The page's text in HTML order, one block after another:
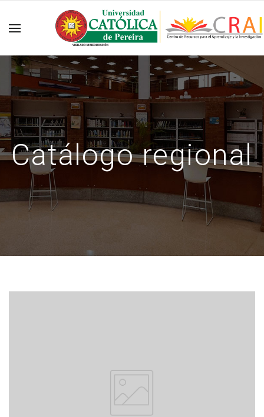
Catálogo regional